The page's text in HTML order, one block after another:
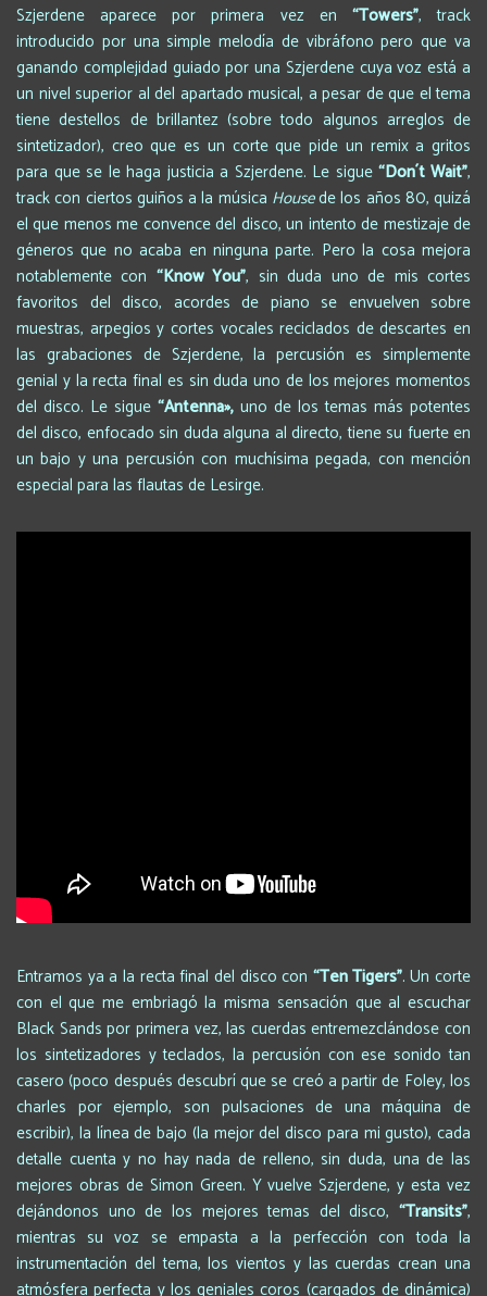
Szjerdene aparece por primera vez en “Towers”, track
introducido por una simple melodía de vibráfono pero que va
ganando complejidad guiado por una Szjerdene cuya voz está a
un nivel superior al del apartado musical, a pesar de que el tema
tiene destellos de brillantez (sobre todo algunos arreglos de
sintetizador), creo que es un corte que pide un remix a gritos
para que se le haga justicia a Szjerdene. Le sigue“Don´t Wait”,
track con ciertos guiños a la música Housede los años 80, quizá
el que menos me convence del disco, un intento de mestizaje de
géneros que no acaba en ninguna parte. Pero la cosa mejora
notablemente con “Know You”, sin duda uno de mis cortes
favoritos del disco, acordes de piano se envuelven sobre
muestras, arpegios y cortes vocales reciclados de descartes en
las grabaciones de Szjerdene, la percusión es simplemente
genial y la recta final es sin duda uno de los mejores momentos
del disco. Le sigue “Antenna», uno de los temas más potentes
del disco, enfocado sin duda alguna al directo, tiene su fuerte en
un bajo y una percusión con muchísima pegada, con mención
especial para las flautas de Lesirge.
Entramos ya a la recta final del disco con “Ten Tigers”. Un corte
con el que me embriagó la misma sensación que al escuchar
Black Sands por primera vez, las cuerdas entremezclándose con
los sintetizadores y teclados, la percusión con ese sonido tan
casero (poco después descubrí que se creó a partir de Foley, los
charles por ejemplo, son pulsaciones de una máquina de
escribir), la línea de bajo (la mejor del disco para mi gusto), cada
detalle cuenta y no hay nada de relleno, sin duda, una de las
mejores obras de Simon Green. Y vuelve Szjerdene, y esta vez
dejándonos uno de los mejores temas del disco, “Transits”,
mientras su voz se empasta a la perfección con toda la
instrumentación del tema, los vientos y las cuerdas crean una
atmósfera perfecta y los geniales coros (cargados de dinámica)